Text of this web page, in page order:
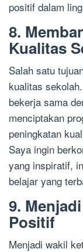
positif dalam
8.
Kualitas
Salah satu
kualitas
bekerja sama
menciptakan
peningkatan
Saya ingin
yang inspiratif,
belajar yang
9.
Positif
Menjadi wakil